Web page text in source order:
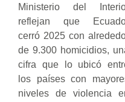
Ministerio del
reflejan que
cerró 2025 con
de 9.300 homicidios,
cifra que lo ubicó
los países con
niveles de violencia